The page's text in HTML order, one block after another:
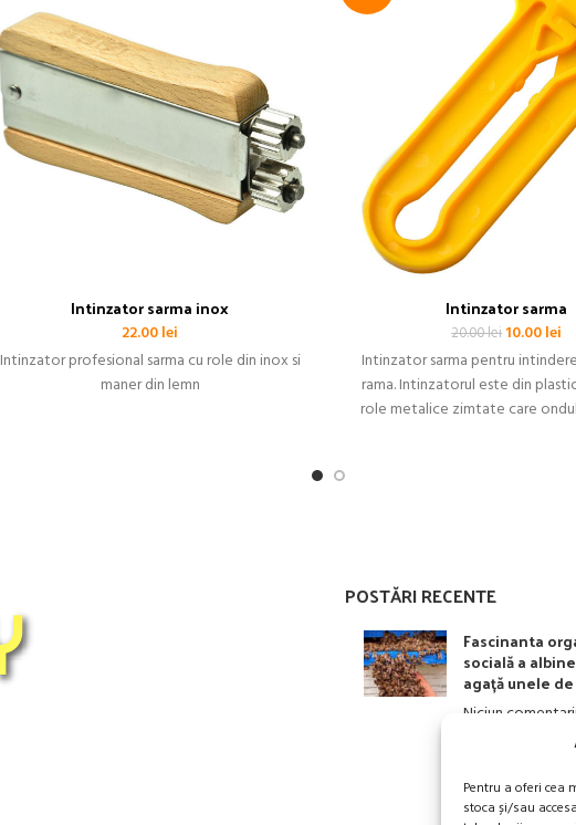
Pentru a oferi cea
stoca și/sau
Intinzator sarma inox
22.00lei
Intinzator profesional sarma cu role din inox si
maner din lemn
Intinzator sarma
20.00lei Prețul
inițial
a
fost:
20.00 lei.
10.00lei
Intinzator sarma pentru
rama. Intinzatorul este din
role metalice zimtate care
POSTĂRI RECENTE
Fascinanta
socială a
agață unele
Niciun